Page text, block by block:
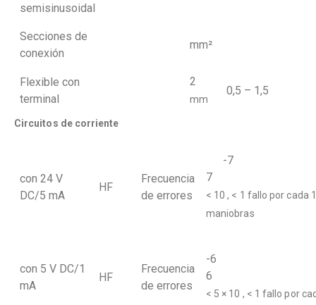
semisinusoidal
Secciones de
conexión
mm²
Flexible con
terminal
2
mm
0,5 – 1,5
Circuitos de corriente
con 24 V
DC/5 mA
HF
Frecuencia
de errores
-
7
< 10 , < 1 fallo por cada
maniobras
con 5 V DC/1
mA
HF
Frecuencia
de errores
-
6
< 5 × 10 , < 1 fallo por